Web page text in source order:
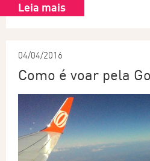
Leia mais
04/04/2016
Como é voar pela